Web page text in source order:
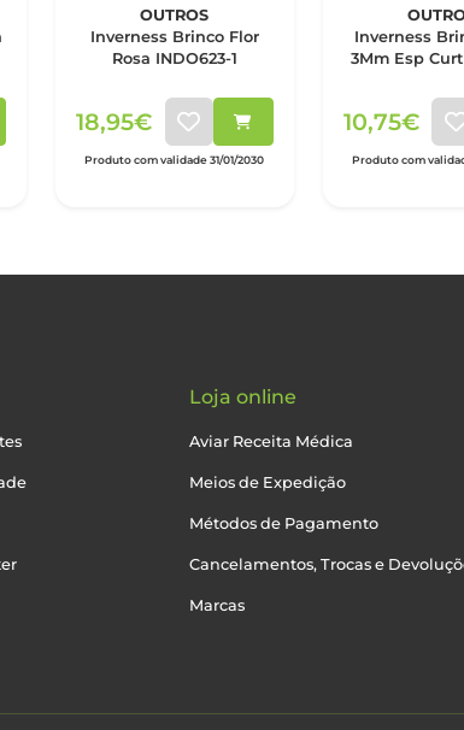
OUTROS
Inverness Brinco Flor
Rosa INDO623-1
18,95€
Produto com validade 31/01/2030
Inverness
3Mm Esp
10,75€
Produto com
Loja online
Aviar Receita Médica
Meios de Expedição
Métodos de Pagamento
Cancelamentos, Trocas e
Marcas